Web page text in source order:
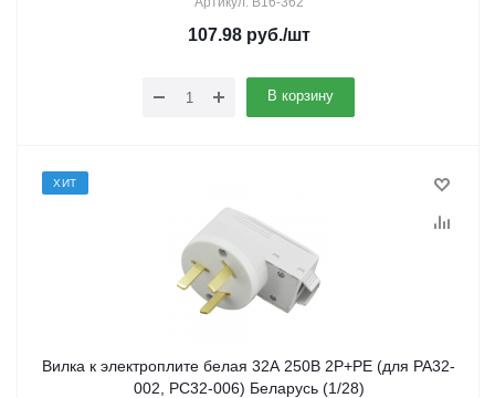
107.98руб./шт
В корзину
ХИТ
Вилка к электроплите белая 32А 250В 2P+PE (для РА32-
002, РС32-006) Беларусь (1/28)